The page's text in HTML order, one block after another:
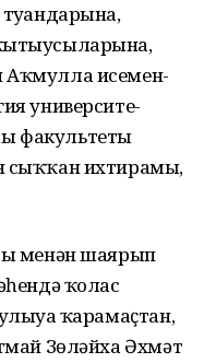
Аҡмул­ла исемен­
университе­
факультеты
сыҡҡан ихтирамы,
менән шаярып
ҡолас
ҡарамаҫтан,
Зөләйха Әхмәт